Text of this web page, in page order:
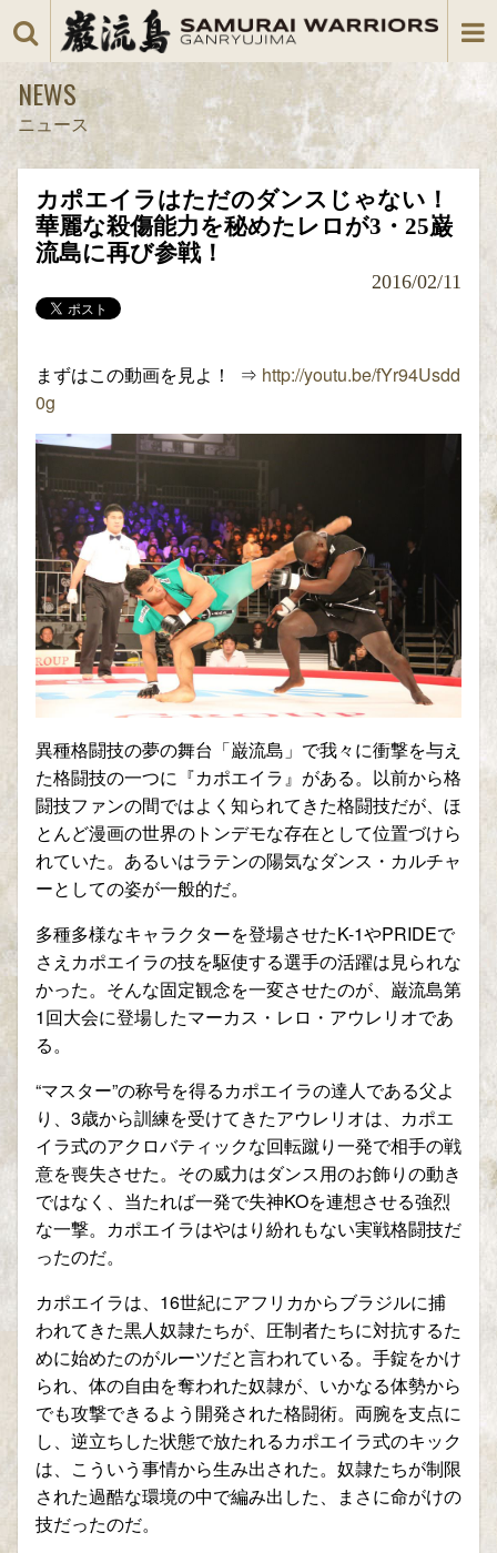
NEWS
ニュース
カポエイラはただのダンスじゃない！
華麗な殺傷能力を秘めたレロが3・25巌
流島に再び参戦！
2016/02/11
まずはこの動画を見よ！ ⇒ http://youtu.be/fYr94Usdd
0g
異種格闘技の夢の舞台「巌流島」で我々に衝撃を与え
た格闘技の一つに『カポエイラ』がある。以前から格
闘技ファンの間ではよく知られてきた格闘技だが、ほ
とんど漫画の世界のトンデモな存在として位置づけら
れていた。あるいはラテンの陽気なダンス・カルチャ
ーとしての姿が一般的だ。
多種多様なキャラクターを登場させたK-1やPRIDEで
さえカポエイラの技を駆使する選手の活躍は見られな
かった。そんな固定観念を一変させたのが、巌流島第
1回大会に登場したマーカス・レロ・アウレリオであ
る。
“マスター”の称号を得るカポエイラの達人である父よ
り、3歳から訓練を受けてきたアウレリオは、カポエ
イラ式のアクロバティックな回転蹴り一発で相手の戦
意を喪失させた。その威力はダンス用のお飾りの動き
ではなく、当たれば一発で失神KOを連想させる強烈
な一撃。カポエイラはやはり紛れもない実戦格闘技だ
ったのだ。
カポエイラは、16世紀にアフリカからブラジルに捕
われてきた黒人奴隷たちが、圧制者たちに対抗するた
めに始めたのがルーツだと言われている。手錠をかけ
られ、体の自由を奪われた奴隷が、いかなる体勢から
でも攻撃できるよう開発された格闘術。両腕を支点に
し、逆立ちした状態で放たれるカポエイラ式のキック
は、こういう事情から生み出された。奴隷たちが制限
された過酷な環境の中で編み出した、まさに命がけの
技だったのだ。